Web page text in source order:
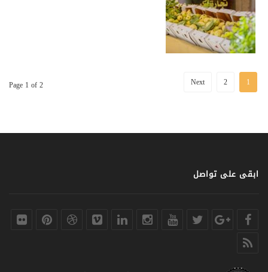
1
2
Next
Page 1 of 2
ابقى على تواصل